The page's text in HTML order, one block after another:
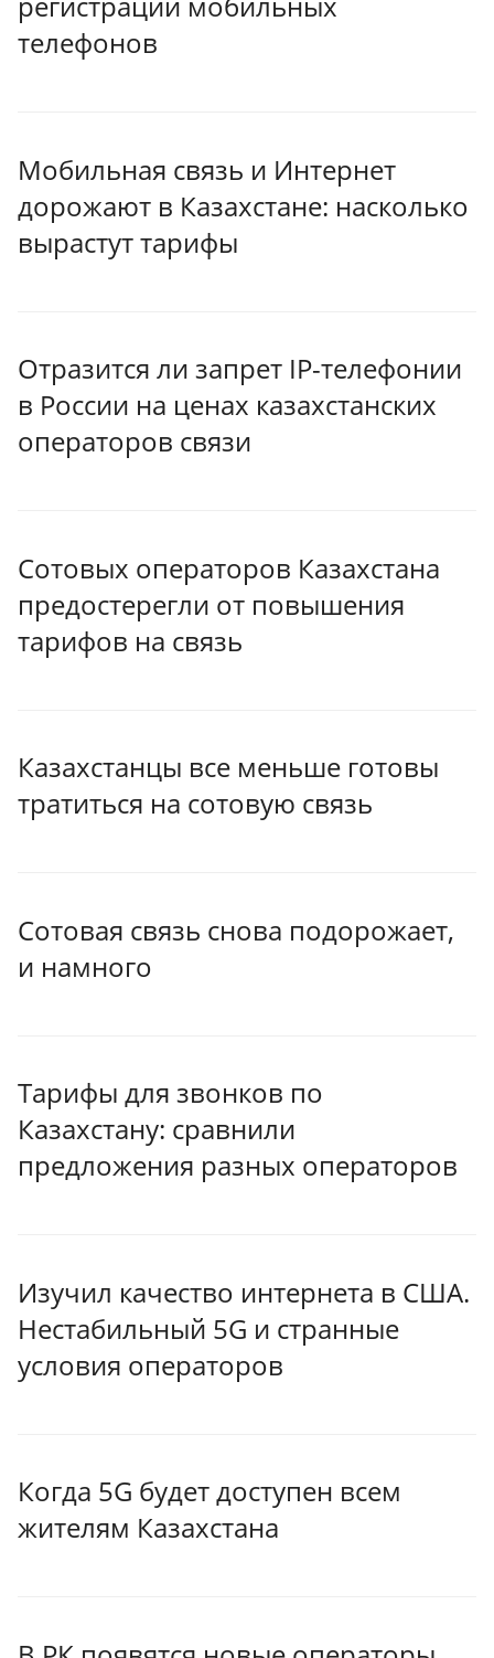
телефонов
Мобильная связь и Интернет
дорожают в Казахстане: насколько
вырастут тарифы
Отразится ли запрет IP-телефонии
в России на ценах казахстанских
операторов связи
Сотовых операторов Казахстана
предостерегли от повышения
тарифов на связь
Казахстанцы все меньше готовы
тратиться на сотовую связь
Сотовая связь снова подорожает,
и намного
Тарифы для звонков по
Казахстану: сравнили
предложения разных операторов
Изучил качество интернета в США.
Нестабильный 5G и странные
условия операторов
Когда 5G будет доступен всем
жителям Казахстана